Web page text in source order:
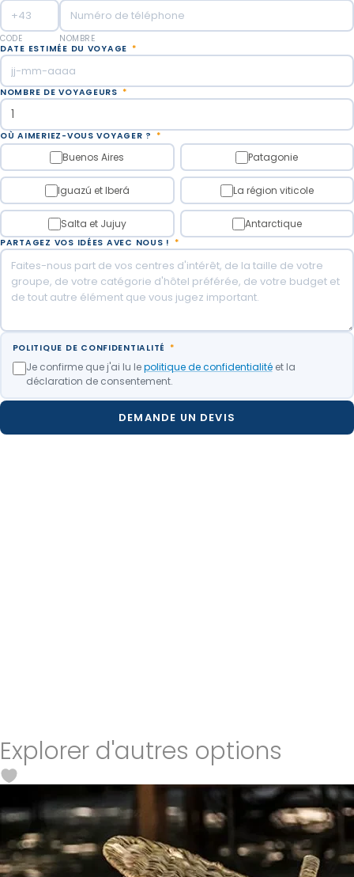
CODE
NOMBRE
DATE ESTIMÉE DU VOYAGE *
NOMBRE DE VOYAGEURS *
OÙ AIMERIEZ-VOUS VOYAGER ? *
Buenos Aires Patagonie
Iguazú et Iberá La région viticole
Salta et Jujuy Antarctique
PARTAGEZ VOS IDÉES AVEC NOUS ! *
POLITIQUE DE CONFIDENTIALITÉ *
Je confirme que j'ai lu lepolitique de confidentialitéet la
déclaration de consentement.
DEMANDE UN DEVIS
Explorer d'autres options